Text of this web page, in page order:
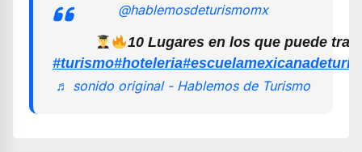
@hablemosdeturismomx
10 Lugares en los que puede
#turismo#hoteleria
♬ sonido original - Hablemos de Turismo